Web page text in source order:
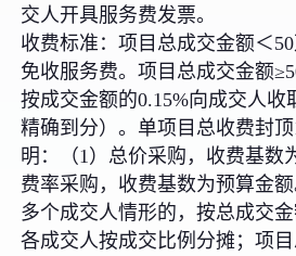
交人开具服务费发票。
收费标准：项目总成交金额＜50
免收服务费。项目总成交金额
按成交金额的0.15%向成交人收
精确到分）。单项目总收费封
明：（1）总价采购，收费基数
费率采购，收费基数为预算金
多个成交人情形的，按总成交金
各成交人按成交比例分摊；项